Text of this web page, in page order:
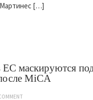
[…]
маскируются
MiCA